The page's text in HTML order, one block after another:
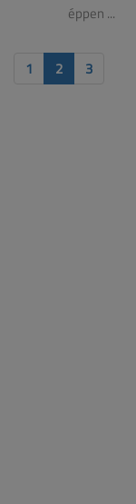
éppen ...
1 2 3